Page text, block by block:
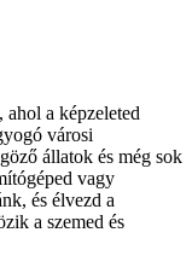
a képzeleted
városi
állatok és még sok
vagy
és élvezd a
a szemed és